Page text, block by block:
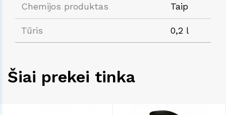
Chemijos produktas Taip
Tūris 0,2 l
Šiai prekei tinka